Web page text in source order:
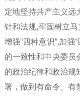
定地坚持共产主义远
针和法规,牢固树立
增强“四种意识”,加强
的一致性和中央委员
的政治纪律和政治规
署，做到有命令、有